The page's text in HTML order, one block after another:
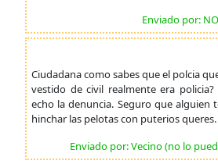
Enviado por:
Ciudadana como sabes que el polcia
vestido de civil realmente era
echo la denuncia. Seguro que alguien
hinchar las pelotas con puterios queres.
Enviado por: Vecino (no lo